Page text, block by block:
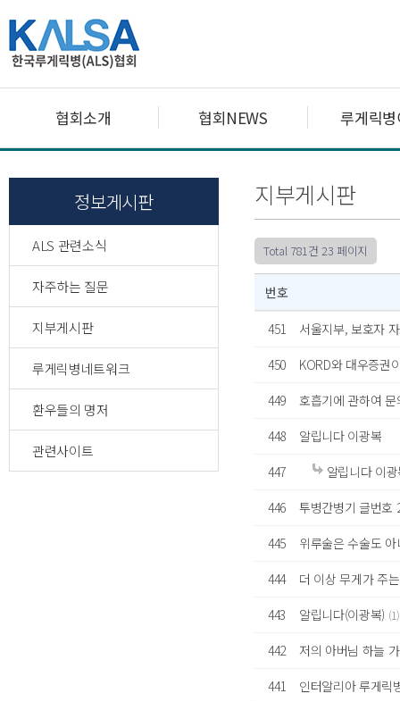
협회소개 협회NEWS 루게릭
정보게시판
ALS 관련소식
자주하는 질문
지부게시판
루게릭병네트워크
환우들의 명저
관련사이트
지부게시판
Total 781건 23 페이지
번호
451
서울지부, 보호자
450
KORD와 대우증권
449
호흡기에 관하여
448
알립니다 이광복
447
알립니다 이
446
투병간병기 글번호
445
위루술은 수술도
444
더 이상 무게가 주
443
알립니다(이광복) (1)
442
저의 아버님 하늘
441
인터알리아 루게릭